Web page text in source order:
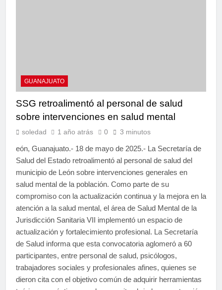
GUANAJUATO
SSG retroalimentó al personal de salud
sobre intervenciones en salud mental
soledad 1 año atrás 0 3 minutos
eón, Guanajuato.- 18 de mayo de 2025.- La Secretaría de
Salud del Estado retroalimentó al personal de salud del
municipio de León sobre intervenciones generales en
salud mental de la población. Como parte de su
compromiso con la actualización continua y la mejora en la
atención a la salud mental, el área de Salud Mental de la
Jurisdicción Sanitaria VII implementó un espacio de
actualización y fortalecimiento profesional. La Secretaría
de Salud informa que esta convocatoria aglomeró a 60
participantes, entre personal de salud, psicólogos,
trabajadores sociales y profesionales afines, quienes se
dieron cita con el objetivo común de adquirir herramientas